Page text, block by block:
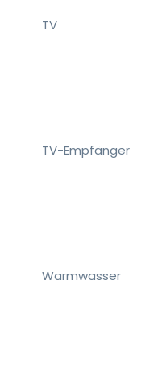
TV
TV-Empfänger
Warmwasser